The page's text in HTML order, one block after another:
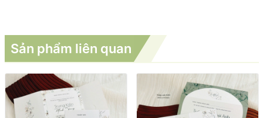
Sản phẩm liên quan